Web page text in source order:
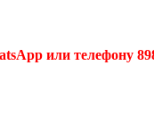
или телефону